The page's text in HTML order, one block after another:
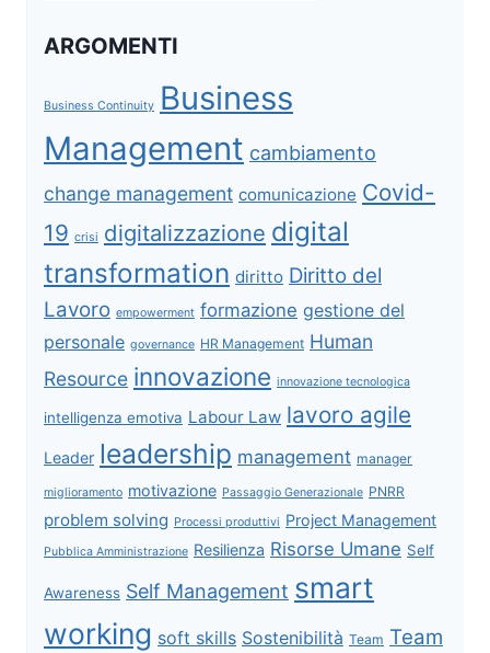
ARGOMENTI
Business Continuity Business
Management cambiamento
change management comunicazione Covid-
19 crisi digitalizzazione digital
transformation diritto Diritto del
Lavoro empowerment formazione gestione del
personale governance HR Management Human
Resource innovazione innovazione tecnologica
intelligenza emotiva Labour Law lavoro agile
Leader leadership management manager
miglioramento motivazione Passaggio Generazionale PNRR
problem solving Processi produttivi Project Management
Pubblica Amministrazione Resilienza Risorse Umane Self
Awareness Self Management smart
working soft skills Sostenibilità Team Team